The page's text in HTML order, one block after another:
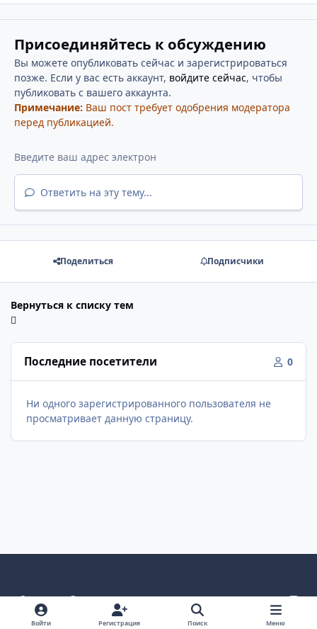
Присоединяйтесь к обсуждению
Вы можете опубликовать сейчас и зарегистрироваться
позже. Если у вас есть аккаунт, войдите сейчас, чтобы
публиковать с вашего аккаунта.
Примечание: Ваш пост требует одобрения модератора
перед публикацией.
Ответить на эту тему...
Поделиться Подписчики
Вернуться к списку тем
Последние посетители 0
Ни одного зарегистрированного пользователя не
просматривает данную страницу.
Светлый режим
Темный режим
Как в системе
v
k
Политика конфиденциальности
Войти Регистрация Поиск Меню